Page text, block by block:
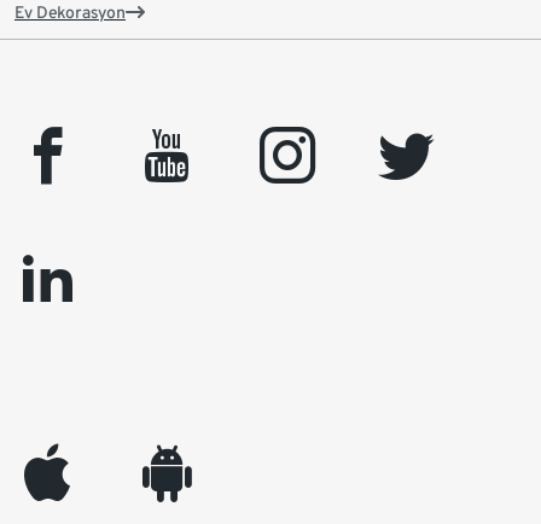
Ev Dekorasyon
facebook youtube instagram
twitter
linkedin
appleinc android